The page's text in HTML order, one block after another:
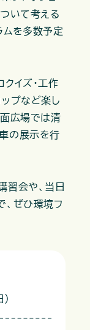
いて考える
ムを多数予定
イズ・工作
プなど楽し
面広場では清
の展示を行
習会や、当日
、ぜひ環境フ